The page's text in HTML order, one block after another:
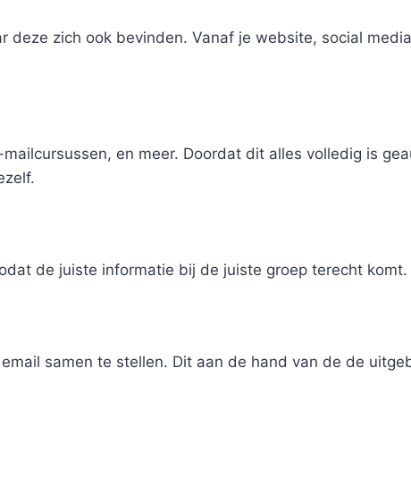
zich ook bevinden. Vanaf je website, social
en meer. Doordat dit alles volledig is
de juiste informatie bij de juiste groep terecht komt.
samen te stellen. Dit aan de hand van de de